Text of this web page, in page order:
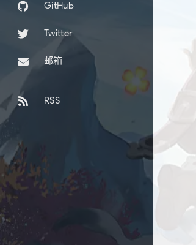
GitHub
Twitter
邮箱
RSS